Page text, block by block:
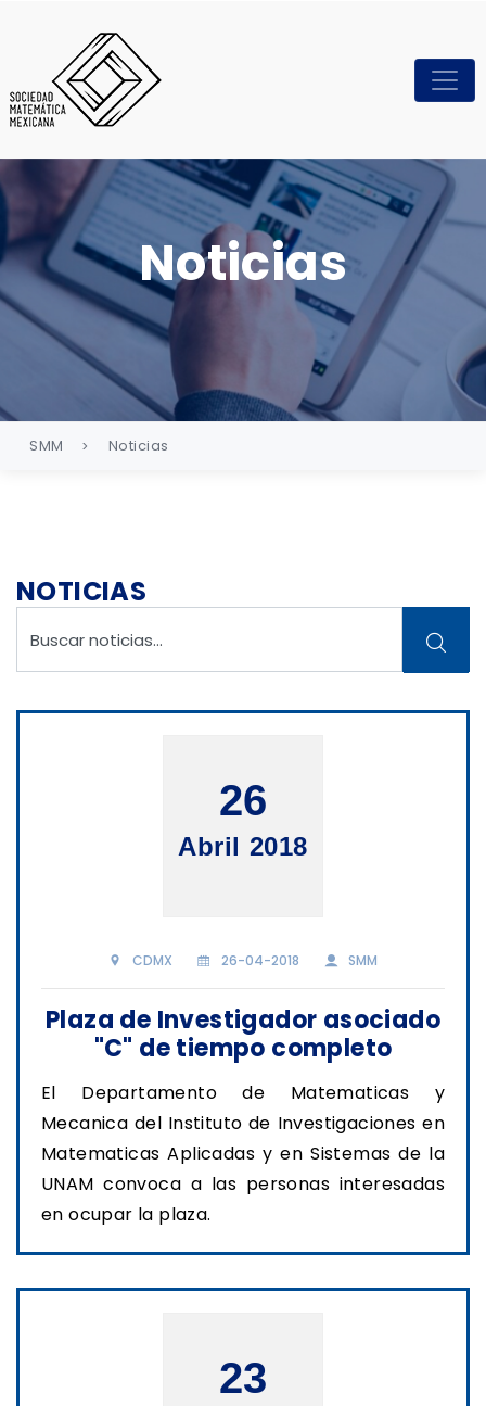
Noticias
SMM Noticias
NOTICIAS
26
Abril 2018
CDMX 26-04-2018 SMM
Plaza de Investigador asociado
"C" de tiempo completo
El Departamento de Matematicas y
Mecanica del Instituto de Investigaciones en
Matematicas Aplicadas y en Sistemas de la
UNAM convoca a las personas interesadas
en ocupar la plaza.
23